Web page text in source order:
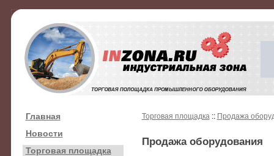
Главная
Новости
Торговая площадка
Торговая площадка:: Продажа
Продажа оборудования